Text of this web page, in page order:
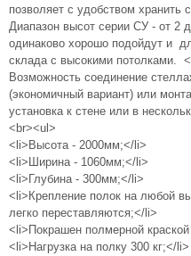
позволяет с удобством хранить
Диапазон высот серии СУ - от 2
одинаково хорошо подойдут и
склада с высокими потолками.
Возможность соединение
(экономичный вариант) или
установка к стене или в
<br><ul>
<li>Высота - 2000мм;</li>
<li>Ширина - 1060мм;</li>
<li>Глубина - 300мм;</li>
<li>Крепление полок на любой
легко переставляются;</li>
<li>Покрашен полмерной
<li>Нагрузка на полку 300 кг;</li>